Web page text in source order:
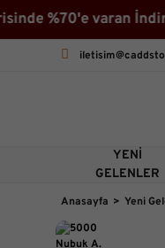
%70'e varan
YENI
GELENLER
Anasayfa Yeni